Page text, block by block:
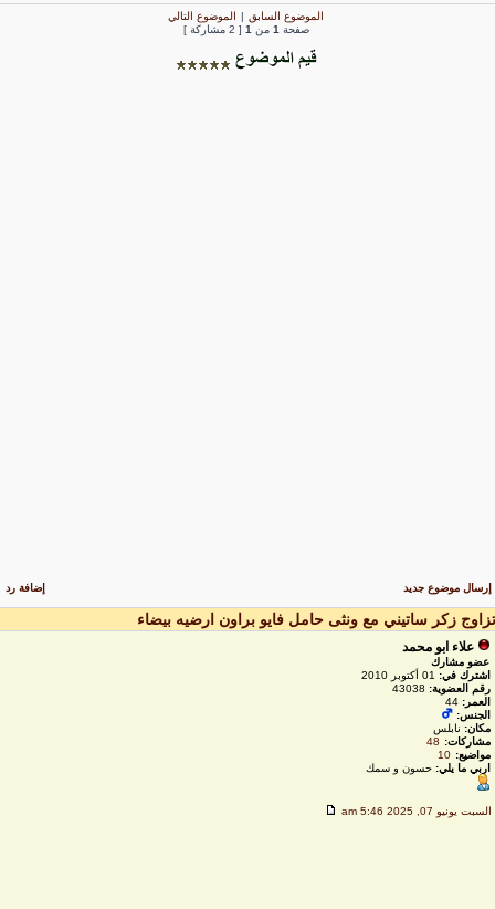
الموضوع السابق| الموضوع التالي
صفحة1 من [ 2 مشاركة ]
إرسال موضوع جديد إضافة رد
زكر ساتيني مع ونثى حامل فايو براون ارضيه بيضاء
علاء ابو محمد
عضو مشارك
اشترك في:01 أكتوبر 2010
رقم العضوية:43038
العمر: 44
الجنس:
مكان:نابلس
مشاركات:
48
مواضيع:
10
اربي ما يلي:حسون و سمك
السبت يونيو 07, 2025 5:46 am